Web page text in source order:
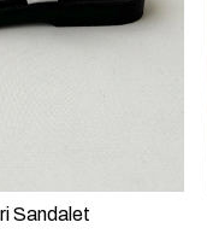
Sandalet